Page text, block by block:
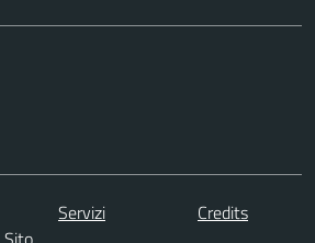
Servizi
Credits